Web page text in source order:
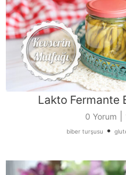
Lakto Fermante
0 Yorum
biber turşusu •